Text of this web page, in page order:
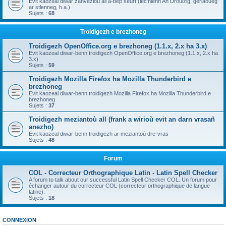
ar stlenneg, h.a.)
Sujets : 68
Troidigezh e brezhoneg
Troidigezh OpenOffice.org e brezhoneg (1.1.x, 2.x ha 3.x)
Evit kaozeal diwar-benn troidigezh OpenOffice.org e brezhoneg (1.1.x, 2.x ha
3.x)
Sujets : 59
Troidigezh Mozilla Firefox ha Mozilla Thunderbird e
brezhoneg
Evit kaozeal diwar-benn troidigezh Mozilla Firefox ha Mozilla Thunderbird e
brezhoneg
Sujets : 37
Troidigezh meziantoù all (frank a wirioù evit an darn vrasañ
anezho)
Evit kaozeal diwar-benn troidigezh ar meziantoù dre-vras
Sujets : 48
Forum
COL - Correcteur Orthographique Latin - Latin Spell Checker
A forum to talk about our successful Latin Spell Checker COL. Un forum pour
échanger autour du correcteur COL (correcteur orthographique de langue
latine).
Sujets : 18
CONNEXION